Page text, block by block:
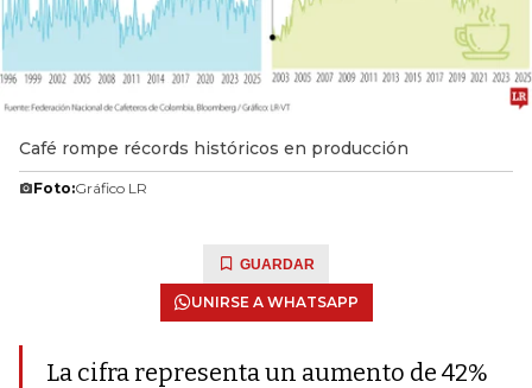
Café rompe récords históricos en producción
Foto:Gráfico LR
GUARDAR
UNIRSE A WHATSAPP
La cifra representa un aumento de 42%